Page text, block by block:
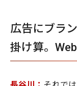
広告にブラ
掛け算。